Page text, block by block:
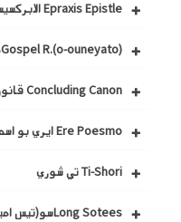
Epraxis Epistle الابركسيس سنوي
Gospel R.(o-ouneyato)مرد انجيل
Concluding Canon قانون نهايه
Ere Poesmo ايري بو اسمو
Ti-Shori تي شوري
Long Soteesسو(تيس امين) طويل